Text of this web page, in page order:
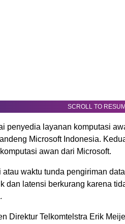
SCROLL TO
penyedia layanan komputasi
Microsoft Indonesia.
awan dari Microsoft.
atau waktu tunda pengiriman
dan latensi berkurang karena
Direktur Telkomtelstra Erik